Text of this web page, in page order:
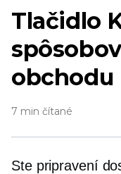
Tlačidlo
obchodu
7 min čítané
Ste pripravení